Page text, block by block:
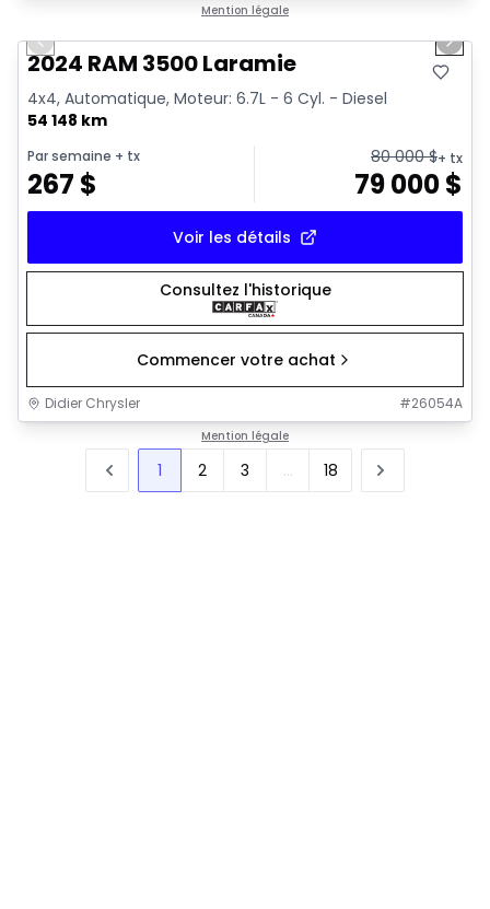
Mention légale
Previous slide Next
2024 RAM 3500 Laramie
4x4, Automatique, Moteur: 6.7L - 6 Cyl. - Diesel
54 148 km
Par semaine + tx
267 $
80 000$+ tx
79 000$
Voir les détails
Consultez l'historique
Commencer votre achat
Didier Chrysler #26054A
Mention légale
1 2 3 ... 18